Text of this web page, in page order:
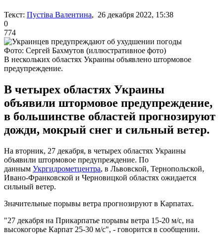
Текст: Пустіва Валентина, 26 декабря 2022, 15:38
0
774
Фото: Сергей Бахмутов (иллюстративное фото)
В нескольких областях Украины объявлено штормовое
предупреждение.
В четырех областях Украины
объявили штормовое предупреждение,
в большинстве областей прогнозируют
дожди, мокрый снег и сильный ветер.
На вторник, 27 декабря, в четырех областях Украины
объявили штормовое предупреждение. По
данным Укргидрометцентра, в Львовской, Тернопольской,
Ивано-Франковской и Черновицкой областях ожидается
сильный ветер.
Значительные порывы ветра прогнозируют в Карпатах.
"27 декабря на Прикарпатье порывы ветра 15-20 м/с, на
высокогорье Карпат 25-30 м/с", - говорится в сообщении.